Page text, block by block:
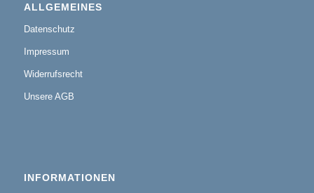
ALLGEMEINES
Datenschutz
Impressum
Widerrufsrecht
Unsere AGB
INFORMATIONEN